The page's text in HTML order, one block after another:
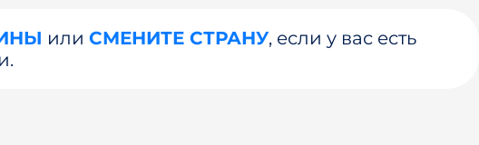
или СМЕНИТЕ СТРАНУ, если у вас есть